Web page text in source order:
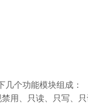
几个功能模块组成：
用、只读、只写、